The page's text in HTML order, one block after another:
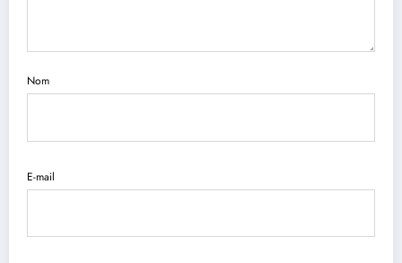
Nom
E-mail